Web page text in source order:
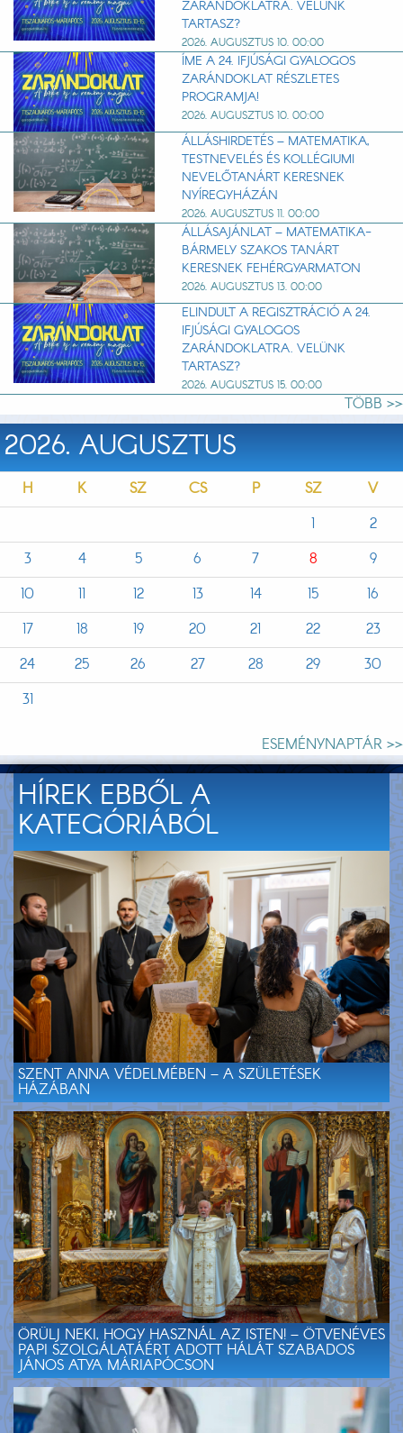
ZARÁNDOKLATRA. VELÜNK
TARTASZ?
2026. AUGUSZTUS 10. 00:00
ÍME A 24. IFJÚSÁGI GYALOGOS
ZARÁNDOKLAT RÉSZLETES
PROGRAMJA!
2026. AUGUSZTUS 10. 00:00
ÁLLÁSHIRDETÉS – MATEMATIKA,
TESTNEVELÉS ÉS KOLLÉGIUMI
NEVELŐTANÁRT KERESNEK
NYÍREGYHÁZÁN
2026. AUGUSZTUS 11. 00:00
ÁLLÁSAJÁNLAT – MATEMATIKA-
BÁRMELY SZAKOS TANÁRT
KERESNEK FEHÉRGYARMATON
2026. AUGUSZTUS 13. 00:00
ELINDULT A REGISZTRÁCIÓ A 24.
IFJÚSÁGI GYALOGOS
ZARÁNDOKLATRA. VELÜNK
TARTASZ?
2026. AUGUSZTUS 15. 00:00
TÖBB >>
2026. AUGUSZTUS
H K SZ CS P SZ
V
1
2
3
4 5 6 7 8
9
10
11 12 13 14 15
16
17
18 19 20 21 22
23
24
25 26 27 28 29
30
31
ESEMÉNYNAPTÁR >>
HÍREK EBBŐL A
KATEGÓRIÁBÓL
SZENT ANNA VÉDELMÉBEN – A SZÜLETÉSEK
HÁZÁBAN
ÖRÜLJ NEKI, HOGY HASZNÁL AZ ISTEN! – ÖTVENÉVES
PAPI SZOLGÁLATÁÉRT ADOTT HÁLÁT SZABADOS
JÁNOS ATYA MÁRIAPÓCSON